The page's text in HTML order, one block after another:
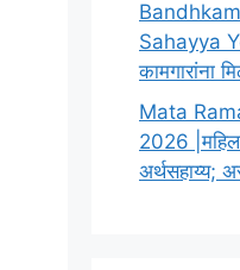
Sahayya
कामगारांना
Mata
2026
अर्थसहाय्य;